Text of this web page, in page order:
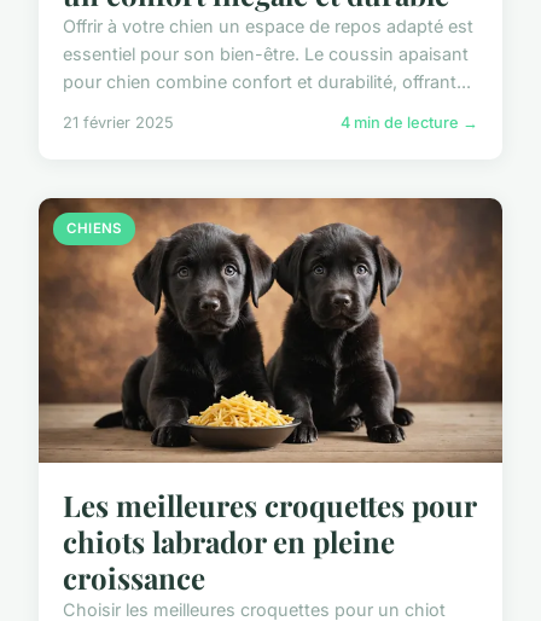
Offrir à votre chien un espace de repos adapté est
essentiel pour son bien-être. Le coussin apaisant
pour chien combine confort et durabilité, offrant...
21 février 2025 4 min de lecture →
CHIENS
Les meilleures croquettes pour
chiots labrador en pleine
croissance
Choisir les meilleures croquettes pour un chiot